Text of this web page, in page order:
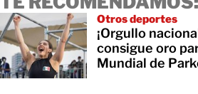
Otros deportes
¡Orgullo
consigue oro
Mundial de